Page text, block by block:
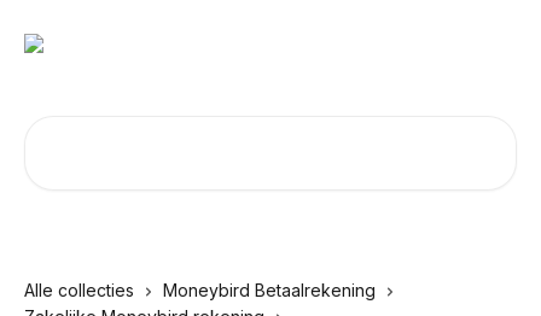
Alle collecties
Moneybird Betaalrekening